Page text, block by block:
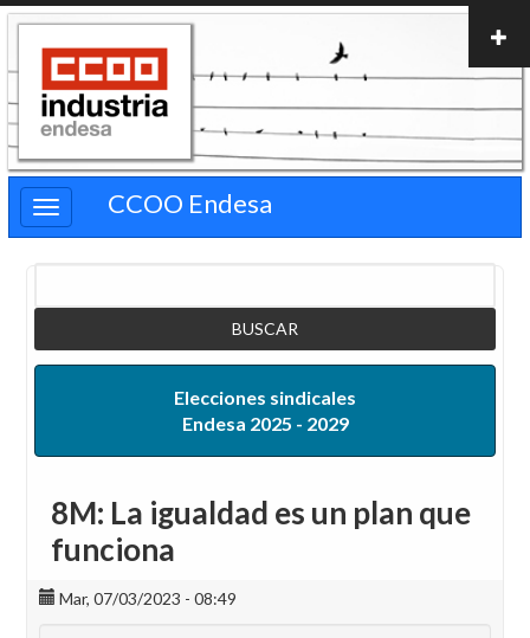
Pasar
contenido
principal
CCOO Endesa
Elecciones sindicales
Endesa 2025 - 2029
8M: La igualdad es un plan que
funciona
Mar, 07/03/2023 - 08:49